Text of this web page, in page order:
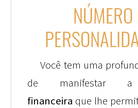
Você tem uma
de manifestar
financeira que lhe